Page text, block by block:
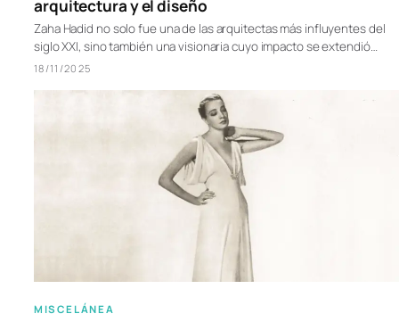
arquitectura y el diseño
Zaha Hadid no solo fue una de las arquitectas más influyentes del
siglo XXI, sino también una visionaria cuyo impacto se extendió…
18/11/2025
MISCELÁNEA